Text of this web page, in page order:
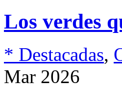
Los verdes
* Destacadas,
Mar 2026